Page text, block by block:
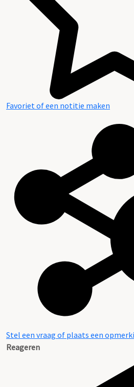
Favoriet of een notitie maken
Stel een vraag of plaats een
Reageren